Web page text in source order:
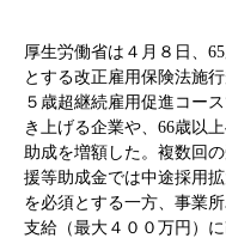
厚生労働省は４月８日、
とする改正雇用保険法施
５歳超継続雇用促進コー
き上げる企業や、66歳以
助成を増額した。複数回
援等助成金では中途採用
を必須とする一方、事業
支給（最大４００万円）に